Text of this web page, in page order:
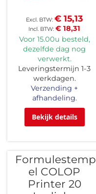
€ 18,31
€ 15,13
Voor 15.00u besteld,
dezelfde dag nog
verwerkt.
Leveringstermijn 1-3
werkdagen.
Verzending +
afhandeling.
Bekijk details
Formulestemp
el COLOP
Printer 20